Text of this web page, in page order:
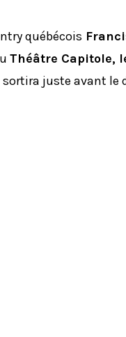
québécois
Théâtre Capitole,
juste avant le